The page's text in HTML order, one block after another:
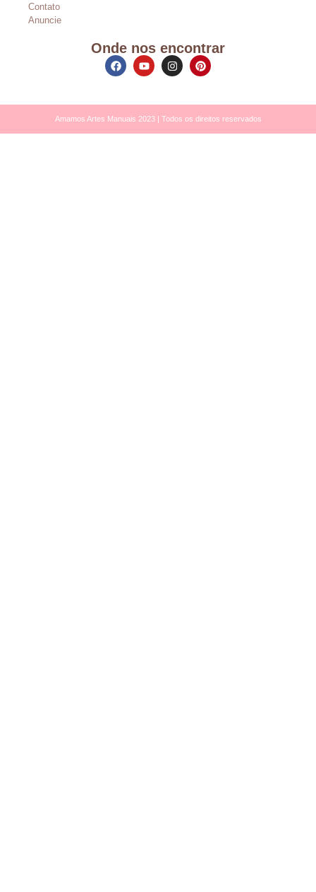
Contato
Anuncie
Onde nos encontrar
Amamos Artes Manuais 2023 | Todos os direitos reservados